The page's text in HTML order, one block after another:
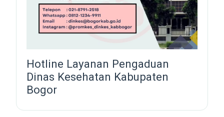
Hotline Layanan Pengaduan
Dinas Kesehatan Kabupaten
Bogor